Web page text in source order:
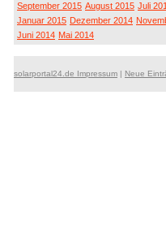
September 2015 August 2015 Juli
Januar 2015 Dezember 2014
Juni 2014 Mai 2014
solarportal24.de Impressum | Neue